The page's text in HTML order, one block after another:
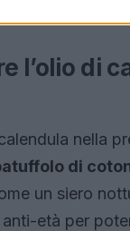
l’olio di
nella
di
un siero
età per